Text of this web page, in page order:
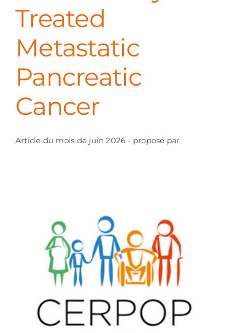
Treated
Metastatic
Pancreatic
Cancer
Article du mois de juin 2026 - proposé par